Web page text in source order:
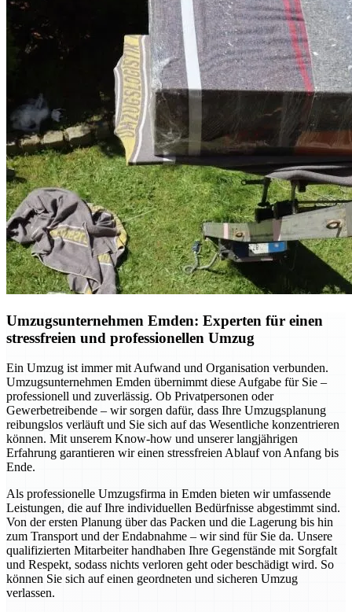
Umzugsunternehmen Emden: Experten für einen
stressfreien und professionellen Umzug
Ein Umzug ist immer mit Aufwand und Organisation verbunden.
Umzugsunternehmen Emden übernimmt diese Aufgabe für Sie –
professionell und zuverlässig. Ob Privatpersonen oder
Gewerbetreibende – wir sorgen dafür, dass Ihre Umzugsplanung
reibungslos verläuft und Sie sich auf das Wesentliche konzentrieren
können. Mit unserem Know-how und unserer langjährigen
Erfahrung garantieren wir einen stressfreien Ablauf von Anfang bis
Ende.
Als professionelle Umzugsfirma in Emden bieten wir umfassende
Leistungen, die auf Ihre individuellen Bedürfnisse abgestimmt sind.
Von der ersten Planung über das Packen und die Lagerung bis hin
zum Transport und der Endabnahme – wir sind für Sie da. Unsere
qualifizierten Mitarbeiter handhaben Ihre Gegenstände mit Sorgfalt
und Respekt, sodass nichts verloren geht oder beschädigt wird. So
können Sie sich auf einen geordneten und sicheren Umzug
verlassen.